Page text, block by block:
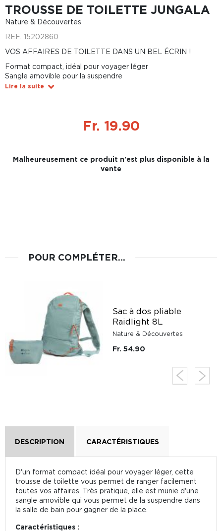
TROUSSE DE TOILETTE JUNGALA
Nature & Découvertes
REF. 15202860
VOS AFFAIRES DE TOILETTE DANS UN BEL ÉCRIN !
Format compact, idéal pour voyager léger
Sangle amovible pour la suspendre
Lire la suite
Fr. 19.90
Malheureusement ce produit n'est plus disponible à la
vente
POUR COMPLÉTER...
Sac à dos pliable
Raidlight 8L
Nature & Découvertes
Fr. 54.90
DESCRIPTION CARACTÉRISTIQUES
D'un format compact idéal pour voyager léger, cette
trousse de toilette vous permet de ranger facilement
toutes vos affaires. Très pratique, elle est munie d'une
sangle amovible qui vous permet de la suspendre dans
la salle de bain pour gagner de la place.
Caractéristiques :